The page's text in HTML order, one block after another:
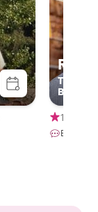
The
130
English